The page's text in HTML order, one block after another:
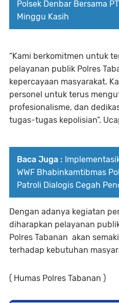
Polsek Denbar Bersama
Minggu Kasih
“Kami berkomitmen untuk
pelayanan publik Polres
kepercayaan masyarakat.
personel untuk terus
profesionalisme, dan
tugas-tugas kepolisian”.
Baca Juga :
WWF Bhabinkamtibmas
Patroli Dialogis Cegah
Dengan adanya kegiatan
diharapkan pelayanan
Polres Tabanan akan
terhadap kebutuhan
( Humas Polres Tabanan )